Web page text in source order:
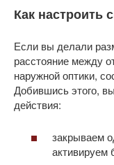
Как настроить
Если вы делали
расстояние между
наружной оптики,
Добившись этого,
действия:
закрываем
активируем